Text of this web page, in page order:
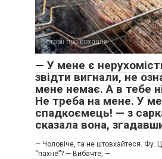
Історії про кохання
​— У мене є
звідти вигнали, не
мене немає. А в тебе
Не треба на мене. У
спадкоємець! — з
сказала вона,
​— Чоловіче, та не штовхайтеся. Фу.
“пахне”? ​— Вибачте, —